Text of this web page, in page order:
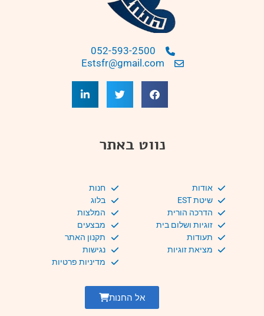
052-593-2500
Estsfr@gmail.com
נווט באתר
אודות
שיטת EST
הדרכה הורית
זוגיות ושלום בית
תעודות
מציאת זוגיות
חנות
בלוג
המלצות
מבצעים
תקנון האתר
נגישות
מדיניות פרטיות
אל החנות